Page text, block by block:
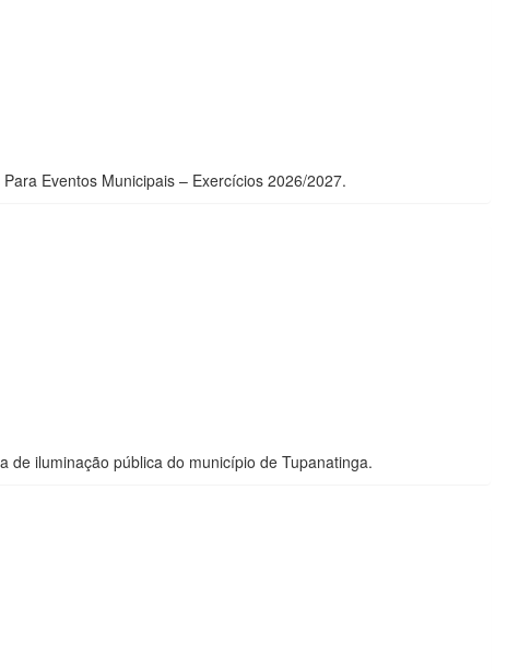
Eventos Municipais – Exercícios 2026/2027.
iluminação pública do município de Tupanatinga.